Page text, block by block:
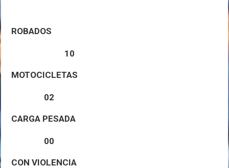
ROBADOS
10
MOTOCICLETAS
02
CARGA PESADA
00
CON VIOLENCIA